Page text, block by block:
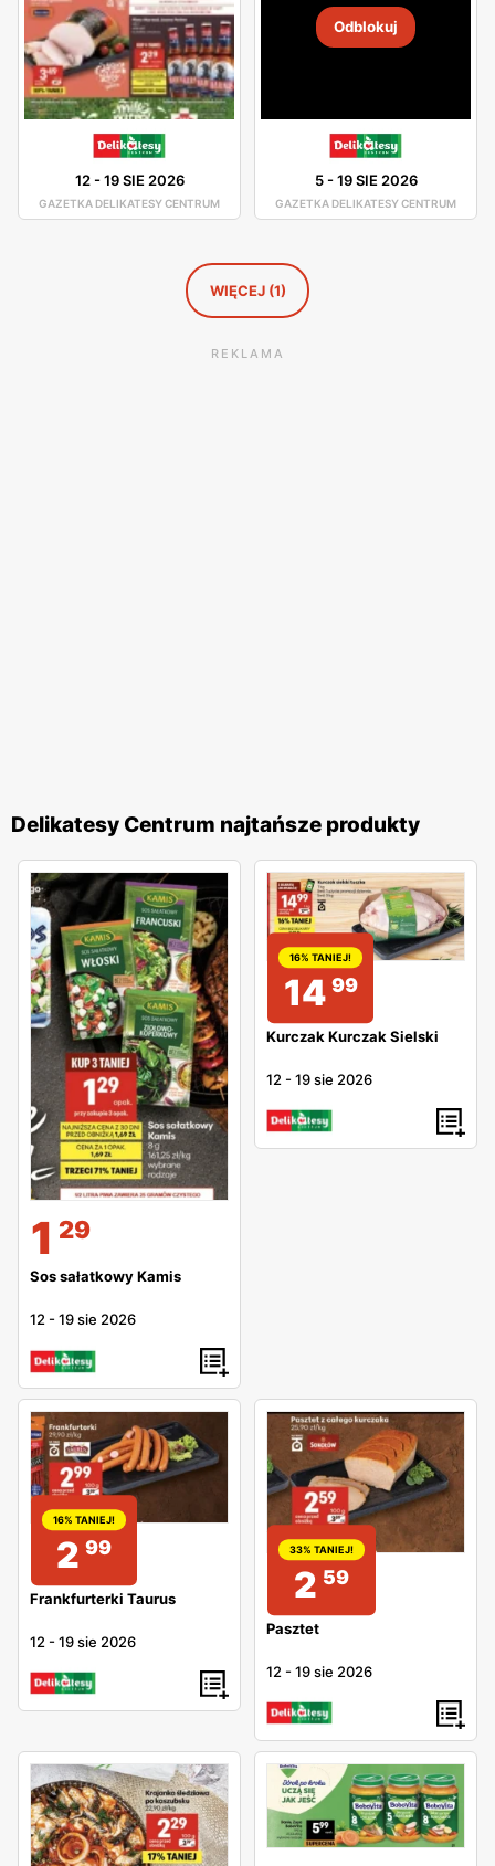
W asortymencie dostępne są artykuły spożywcze oraz
chemia gospodarcza od pewnych producentów, którzy
gwarantują Ci dobrą jakość swoich produktów. Świeże
chrupiące pieczywo, smaczne owoce i warzywa, wyborne
mięsa oraz ryby - to wszystko znajdziesz w Delikatesach
Centrum. Duża ilość tych sklepów sprawia, że nawet nie
musisz wsiadać w samochód, by pójść na zakupy, gdyż
jest ogromne prawdopodobieństwo, że sklep Delikatesy
12-19 SIE 2026
GAZETKA DELIKATESY CENTRUM
Odblokuj
5-19 SIE 2026
GAZETKA DELIKATESY CENTRUM
WIĘCEJ (1)
REKLAMA
Delikatesy Centrum najtańsze produkty
1 29
Sos sałatkowy Kamis
12 -19 sie 2026
16% TANIEJ!
14 99
Kurczak Kurczak Sielski
12 -19 sie 2026
16% TANIEJ!
2 99
Frankfurterki Taurus
12 -19 sie 2026
33% TANIEJ!
2 59
Pasztet
12 -19 sie 2026